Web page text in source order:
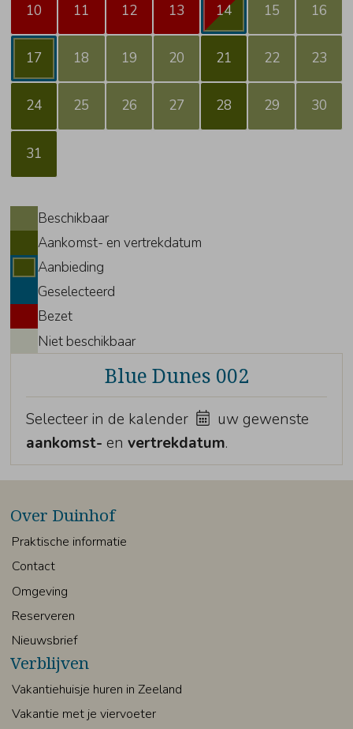
10 11 12 13 14 15 16
17 18 19 20 21 22 23
24 25 26 27 28 29 30
31
Beschikbaar
Aankomst- en vertrekdatum
Aanbieding
Geselecteerd
Bezet
Niet beschikbaar
Blue Dunes 002
Selecteer in de kalender
uw gewenste
aankomst- envertrekdatum.
Over Duinhof
Praktische informatie
Contact
Omgeving
Reserveren
Nieuwsbrief
Verblijven
Vakantiehuisje huren in Zeeland
Vakantie met je viervoeter